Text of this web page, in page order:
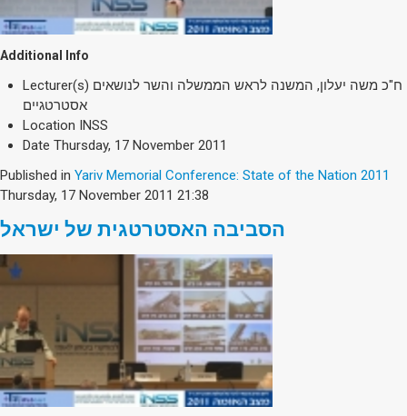
Additional Info
Lecturer(s) ח"כ משה יעלון, המשנה לראש הממשלה והשר לנושאים
אסטרטגיים
Location INSS
Date Thursday, 17 November 2011
Published in Yariv Memorial Conference: State of the Nation 2011
Thursday, 17 November 2011 21:38
הסביבה האסטרטגית של ישראל